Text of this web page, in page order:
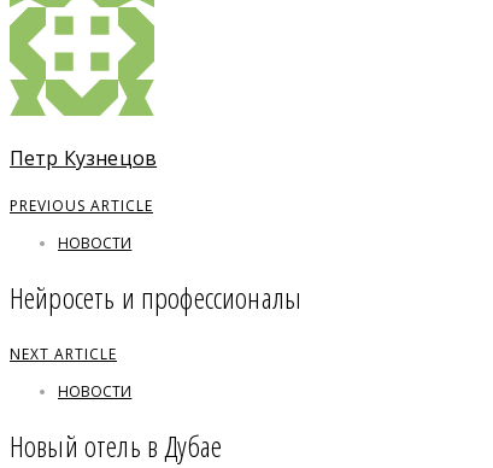
Петр Кузнецов
PREVIOUS ARTICLE
НОВОСТИ
Нейросеть и профессионалы
NEXT ARTICLE
НОВОСТИ
Новый отель в Дубае